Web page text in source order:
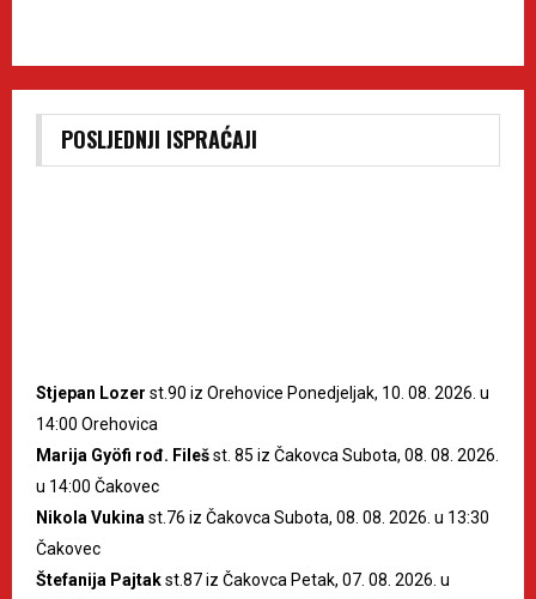
POSLJEDNJI ISPRAĆAJI
Stjepan Lozer st.90 iz Orehovice Ponedjeljak, 10. 08. 2026. u
14:00 Orehovica
Marija Gyöfi rođ. Filešst. 85 iz Čakovca Subota, 08. 08. 2026.
u 14:00 Čakovec
Nikola Vukina st.76 iz Čakovca Subota, 08. 08. 2026. u 13:30
Čakovec
Štefanija Pajtakst.87 iz Čakovca Petak, 07. 08. 2026. u